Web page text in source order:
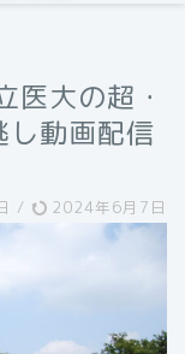
医大の超・
し動画配信
/ 2024年6月7日